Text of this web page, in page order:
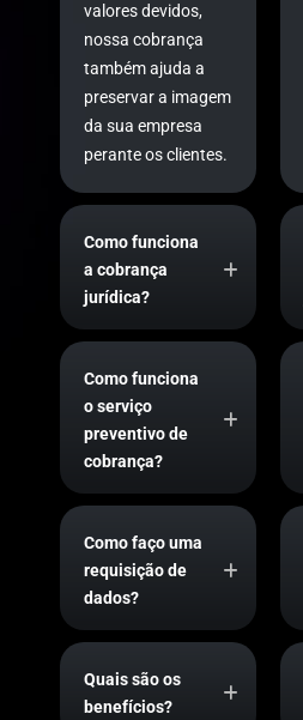
valores devidos,
nossa cobrança
também ajuda a
preservar a imagem
da sua empresa
perante os clientes.
Como funciona
a cobrança
jurídica?
Como funciona
o serviço
preventivo de
cobrança?
Como faço uma
requisição de
dados?
Quais são os
benefícios?